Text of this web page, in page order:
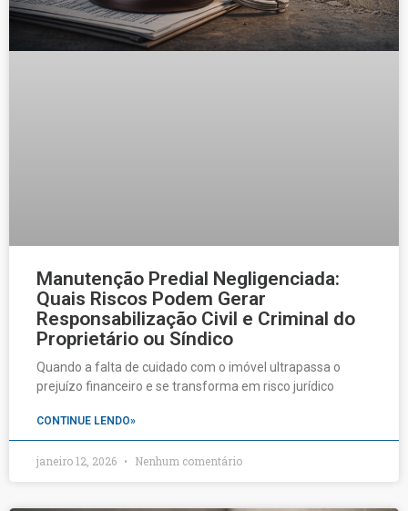
Manutenção Predial Negligenciada:
Quais Riscos Podem Gerar
Responsabilização Civil e Criminal do
Proprietário ou Síndico
Quando a falta de cuidado com o imóvel ultrapassa o
prejuízo financeiro e se transforma em risco jurídico
CONTINUE LENDO»
janeiro 12, 2026 Nenhum comentário